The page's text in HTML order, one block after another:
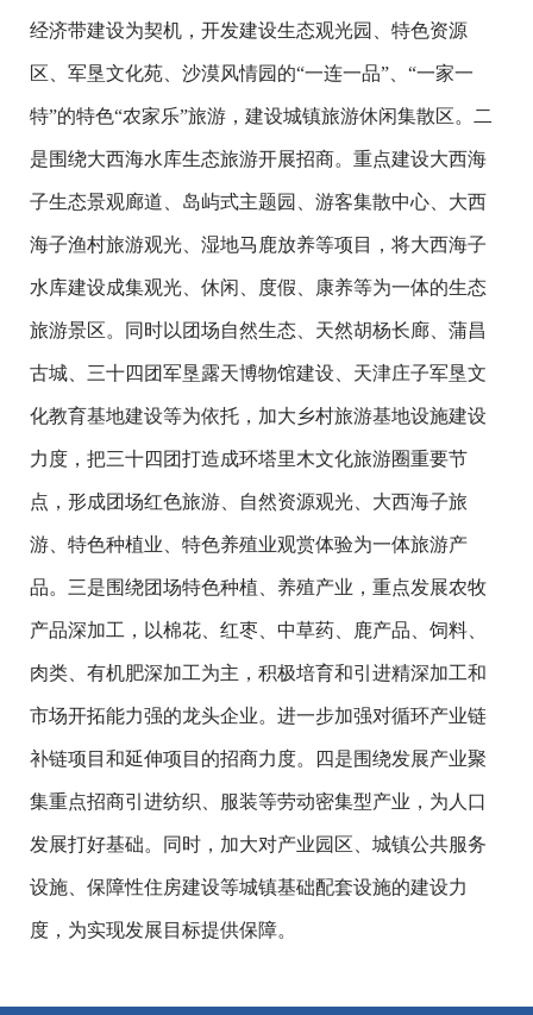
经济带建设为契机，开发建设生态观光园、特色资源
区、军垦文化苑、沙漠风情园的“一连一品”、“一家一
特”的特色“农家乐”旅游，建设城镇旅游休闲集散区。二
是围绕大西海水库生态旅游开展招商。重点建设大西海
子生态景观廊道、岛屿式主题园、游客集散中心、大西
海子渔村旅游观光、湿地马鹿放养等项目，将大西海子
水库建设成集观光、休闲、度假、康养等为一体的生态
旅游景区。同时以团场自然生态、天然胡杨长廊、蒲昌
古城、三十四团军垦露天博物馆建设、天津庄子军垦文
化教育基地建设等为依托，加大乡村旅游基地设施建设
力度，把三十四团打造成环塔里木文化旅游圈重要节
点，形成团场红色旅游、自然资源观光、大西海子旅
游、特色种植业、特色养殖业观赏体验为一体旅游产
品。三是围绕团场特色种植、养殖产业，重点发展农牧
产品深加工，以棉花、红枣、中草药、鹿产品、饲料、
肉类、有机肥深加工为主，积极培育和引进精深加工和
市场开拓能力强的龙头企业。进一步加强对循环产业链
补链项目和延伸项目的招商力度。四是围绕发展产业聚
集重点招商引进纺织、服装等劳动密集型产业，为人口
发展打好基础。同时，加大对产业园区、城镇公共服务
设施、保障性住房建设等城镇基础配套设施的建设力
度，为实现发展目标提供保障。